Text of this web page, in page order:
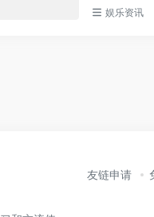
娱乐资讯
友链申请